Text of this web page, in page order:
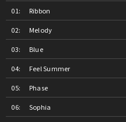
Ribbon
Melody
Blue
Feel Summer
Phase
Sophia